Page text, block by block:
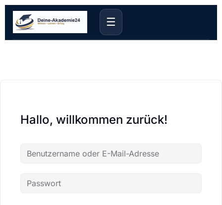
☰
Hallo, willkommen zurück!